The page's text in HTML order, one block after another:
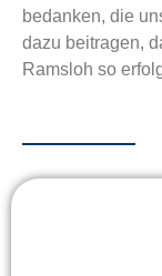
bedanken, die
dazu beitragen,
Ramsloh so